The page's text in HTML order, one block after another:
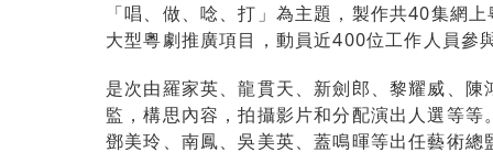
「唱、做、唸、打」為主題，製作共40集網
大型粵劇推廣項目，動員近400位工作人員參
是次由羅家英、龍貫天、新劍郎、黎耀威、
監，構思內容，拍攝影片和分配演出人選等
鄧美玲、南鳳、吳美英、蓋鳴暉等出任藝術